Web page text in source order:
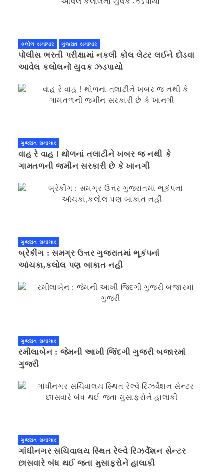
કલોલ સમાચાર ગુજરાત સમાચાર
પોલીસ ભરતી પરીક્ષામાં નકલી કોલ લેટર લઈને દોડવા
આવેલ કલોલનો યુવક ઝડપાયો
ગુજરાત સમાચાર
વાહ રે વાહ ! થોળનાં તલાટીને ખબર જ નથી કે
ગામતળની જમીન સરકારી છે કે ખાનગી
ગુજરાત સમાચાર
બ્રેકીંગ : સમગ્ર ઉત્તર ગુજરાતમાં ભૂકંપનાં
આંચકા,કલોલ પણ બાકાત નહીં
ગુજરાત સમાચાર
રમીલાબેન : જેમની આખી જિંદગી ગુજરી બજારમાં
ગુજરી
ગુજરાત સમાચાર
ગાંધીનગર સચિવાલય સ્થિત રેલ્વે રિઝર્વેશન સેન્ટર
છાસવારે બંધ થઈ જતા મુસાફરોને હાલાકી